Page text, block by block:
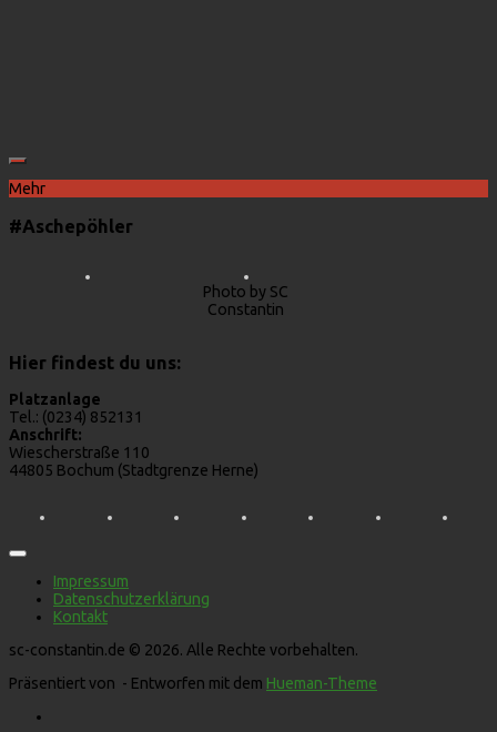
Mehr
#Aschepöhler
Photo by SC
Constantin
Hier findest du uns:
Platzanlage
Tel.: (0234) 852131
Anschrift:
Wiescherstraße 110
44805 Bochum (Stadtgrenze Herne)
Impressum
Datenschutzerklärung
Kontakt
sc-constantin.de © 2026. Alle Rechte vorbehalten.
Präsentiert von - Entworfen mit dem Hueman-Theme